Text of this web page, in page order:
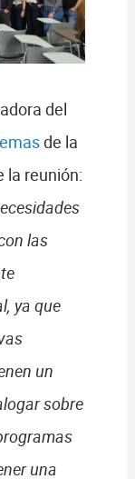
del
de la
la reunión:
las
ya que
un
sobre
una